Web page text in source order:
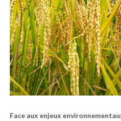
Face aux enjeux